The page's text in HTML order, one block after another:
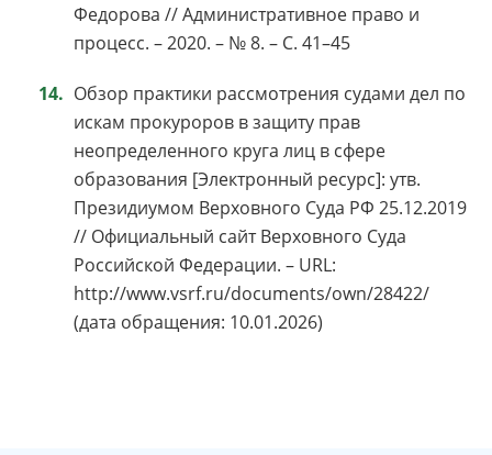
Федорова // Административное право и
процесс. – 2020. – № 8. – С. 41–45
Обзор практики рассмотрения судами дел по
искам прокуроров в защиту прав
неопределенного круга лиц в сфере
образования [Электронный ресурс]: утв.
Президиумом Верховного Суда РФ 25.12.2019
// Официальный сайт Верховного Суда
Российской Федерации. – URL:
http://www.vsrf.ru/documents/own/28422/
(дата обращения: 10.01.2026)